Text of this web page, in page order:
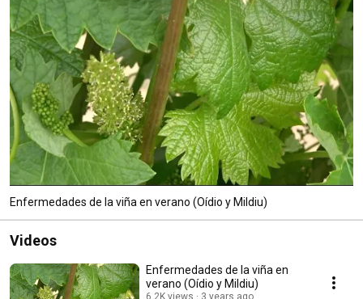
Enfermedades de la viña en verano (Oídio y Mildiu)
Videos
Enfermedades de la viña en
verano (Oídio y Mildiu)
6.2K views 3 years ago